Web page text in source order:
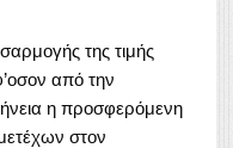
της τιμής
από την
η προσφερόμενη
στον